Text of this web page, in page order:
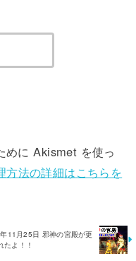
めに Akismet を使っ
方法の詳細はこちらを
11月25日 邪神の宮殿が更
たよ！！